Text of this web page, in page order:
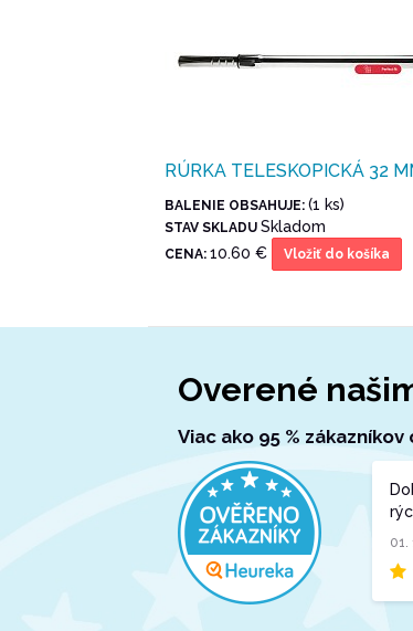
RÚRKA TELESKOPICKÁ 32
BALENIE OBSAHUJE:(1 ks)
STAV SKLADUSkladom
CENA:10.60 € Vložiť do košíka
Overené
Viac ako 95 %
01.